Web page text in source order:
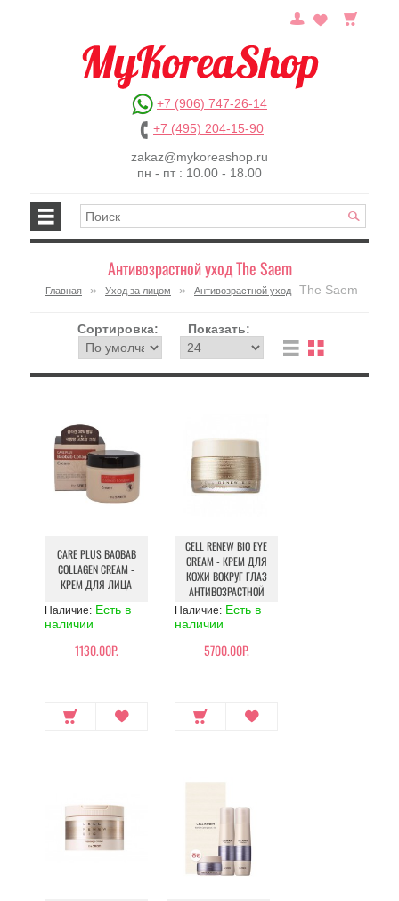
+7 (906) 747-26-14
+7 (495) 204-15-90
zakaz@mykoreashop.ru
пн - пт : 10.00 - 18.00
Антивозрастной уход The Saem
Главная » Уход за лицом » Антивозрастной уход The Saem
Сортировка: Показать:
CARE PLUS BAOBAB
COLLAGEN CREAM -
КРЕМ ДЛЯ ЛИЦА
Наличие: Есть в
наличии
1130.00Р.
CELL RENEW BIO EYE
CREAM - КРЕМ ДЛЯ
КОЖИ ВОКРУГ ГЛАЗ
АНТИВОЗРАСТНОЙ
Наличие: Есть в
наличии
5700.00Р.